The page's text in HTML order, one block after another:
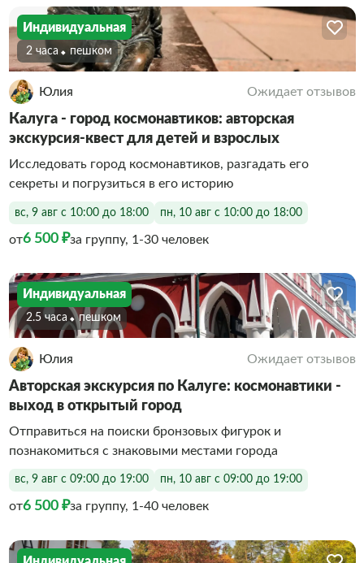
Индивидуальная
2 часа Пешком
Юлия Ожидает отзывов
Калуга - город космонавтиков: авторская
экскурсия-квест для детей и взрослых
Исследовать город космонавтиков, разгадать его
секреты и погрузиться в его историю
вс, 9 авг с 10:00 до 18:00 пн, 10 авг с 10:00 до 18:00
от6 500 ₽за группу, 1-30 человек
Индивидуальная
2.5 часа Пешком
Юлия Ожидает отзывов
Авторская экскурсия по Калуге: космонавтики -
выход в открытый город
Отправиться на поиски бронзовых фигурок и
познакомиться с знаковыми местами города
вс, 9 авг с 09:00 до 19:00 пн, 10 авг с 09:00 до 19:00
от6 500 ₽за группу, 1-40 человек